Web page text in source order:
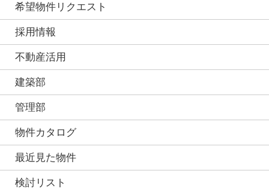
希望物件リクエスト
採用情報
不動産活用
建築部
管理部
物件カタログ
最近見た物件
検討リスト